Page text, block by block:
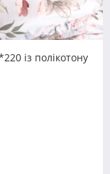
із полікотону